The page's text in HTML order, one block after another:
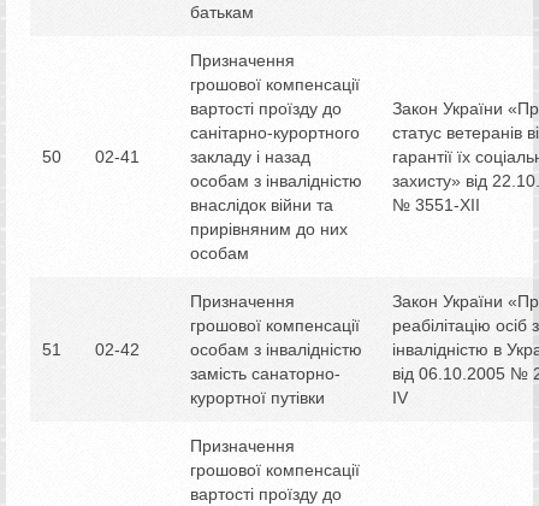
батькам
50 02-41
Призначення
грошової компенсації
вартості проїзду до
санітарно-курортного
закладу і назад
особам з інвалідністю
внаслідок війни та
прирівняним до них
особам
Закон України
статус ветеранів
гарантії їх
захисту» від
№ 3551-ХІІ
51 02-42
Призначення
грошової компенсації
особам з інвалідністю
замість санаторно-
курортної путівки
Закон України
реабілітацію осіб з
інвалідністю в
від 06.10.2005 №
IV
Призначення
грошової компенсації
вартості проїзду до